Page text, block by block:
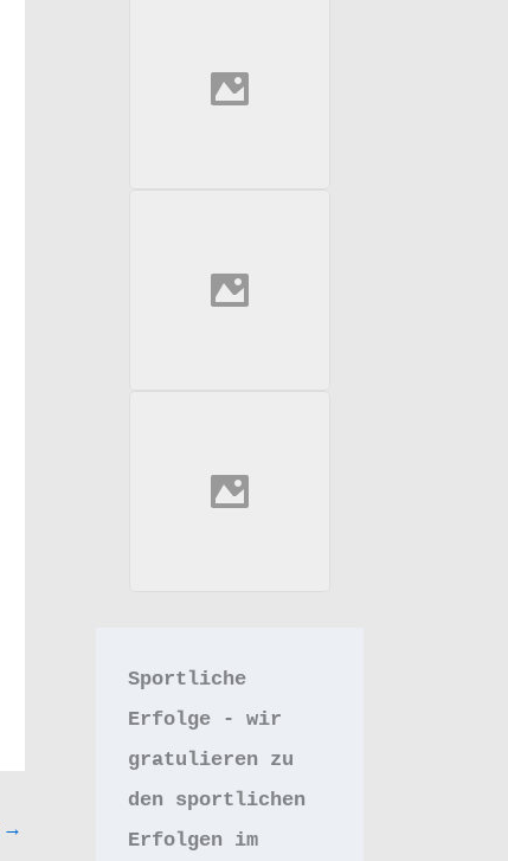
→
Sportliche
Erfolge - wir
gratulieren zu
den sportlichen
Erfolgen im